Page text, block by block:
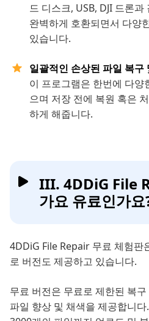
드 디스크, USB, DJI 드론
완벽하게 호환되면서 다양
있습니다.
일괄적인 손상된 파일 복구
이 프로그램은 한번에 다양
으며 저장 전에 복원 혹은
하게 해줍니다.
III. 4DDiG File
가요 유료인가요
4DDiG File Repair 무료 체험판
로 버전도 제공하고 있습니다.
무료 버전은 무료로 제한된 복
파일 향상 및 채색을 제공합니